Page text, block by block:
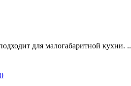
для малогабаритной кухни. ..